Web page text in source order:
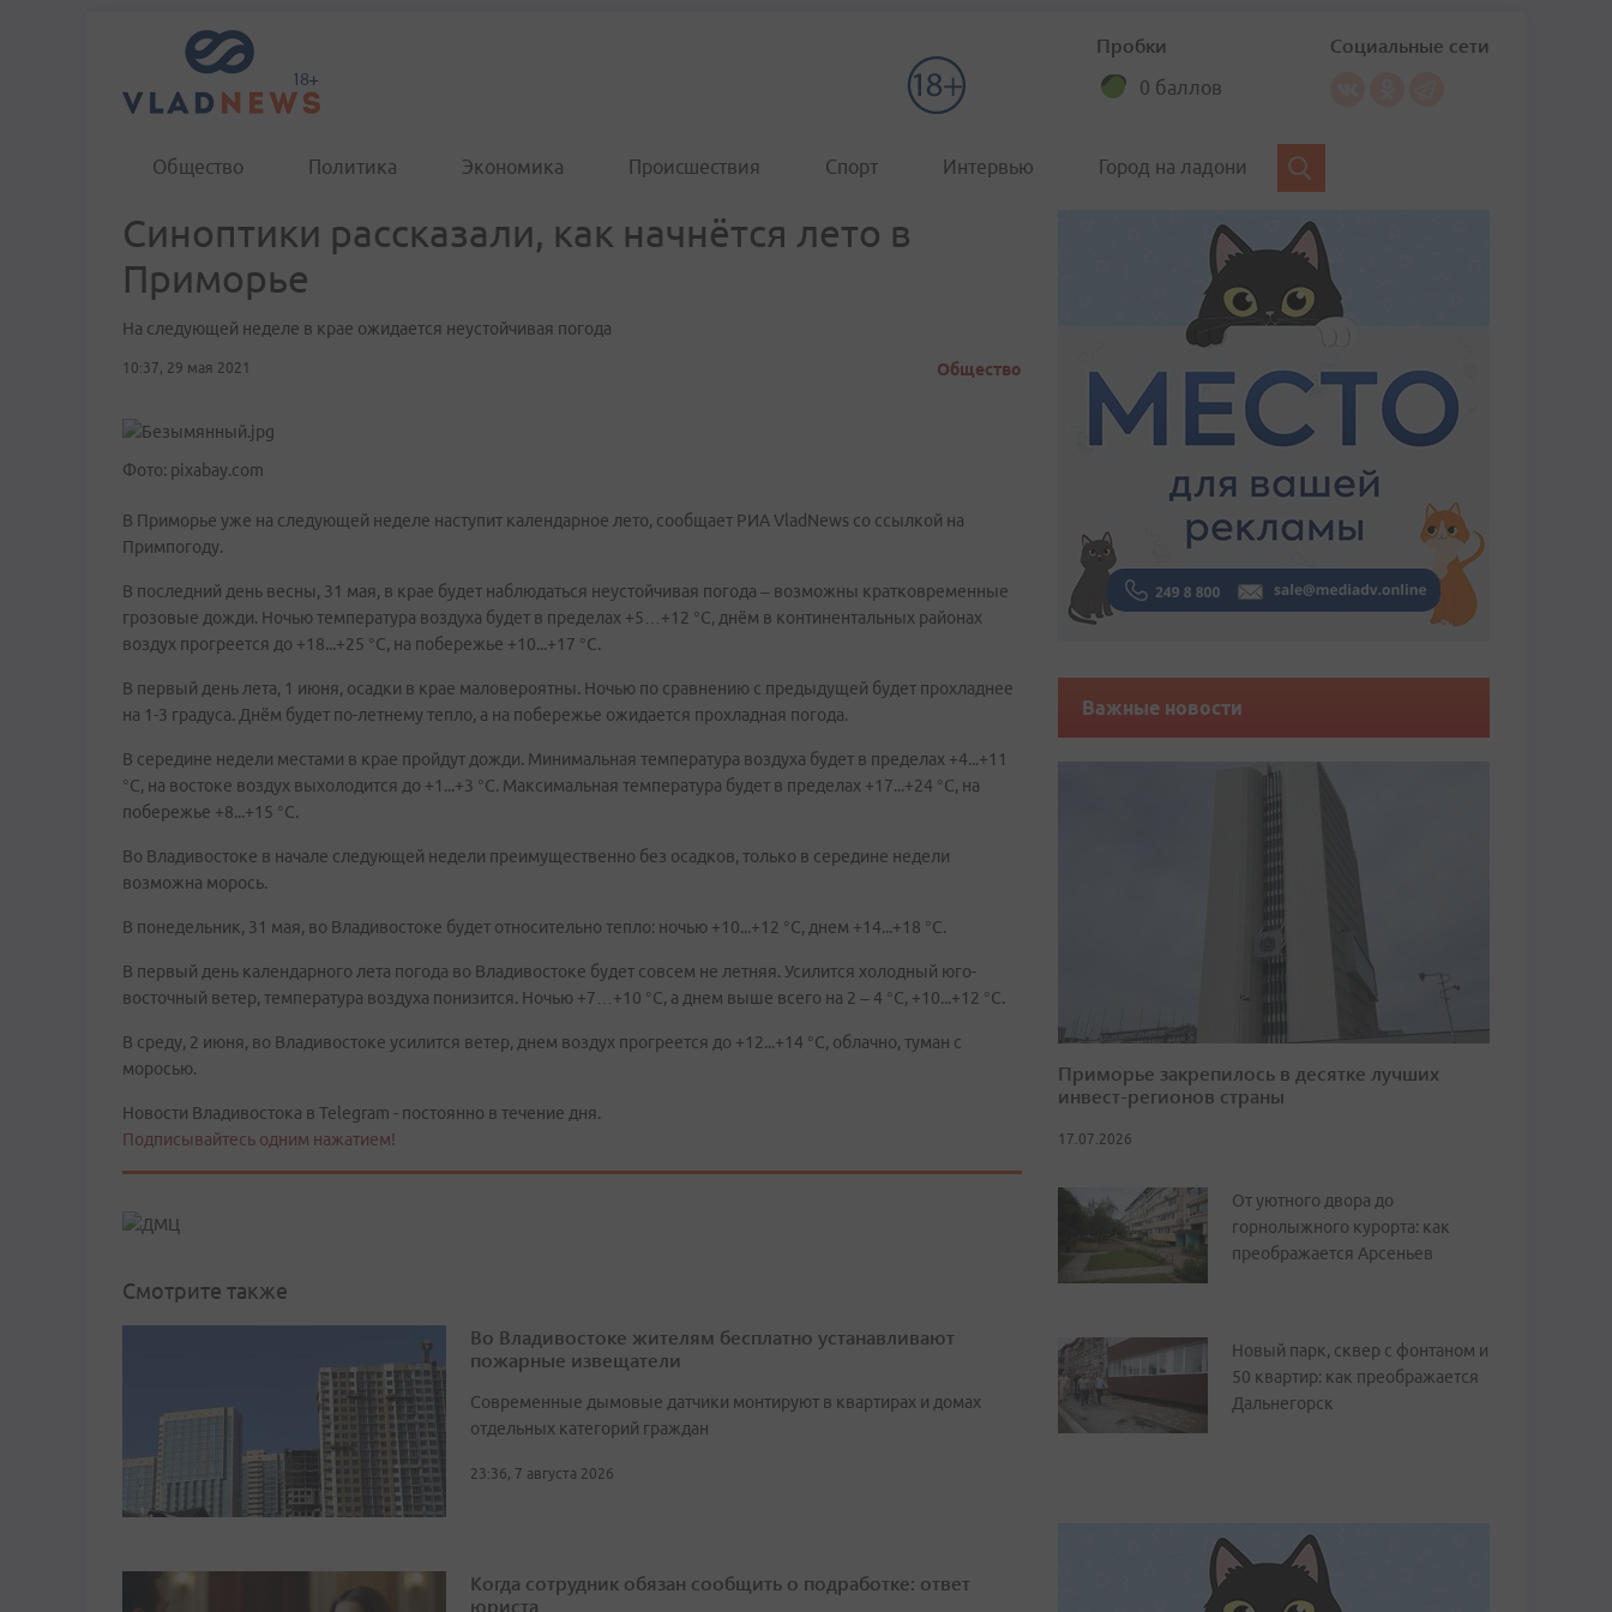
Пробки
0 баллов
Социальные сети
Общество Политика Экономика Происшествия Спорт Интервью Город на ладони
Синоптики рассказали, как начнётся лето в
Приморье
На следующей неделе в крае ожидается неустойчивая погода
10:37, 29 мая 2021 Общество
Фото: pixabay.com
В Приморье уже на следующей неделе наступит календарное лето, сообщает РИА VladNews со ссылкой на
Примпогоду.
В последний день весны, 31 мая, в крае будет наблюдаться неустойчивая погода – возможны кратковременные
грозовые дожди. Ночью температура воздуха будет в пределах +5…+12 °С, днём в континентальных районах
воздух прогреется до +18...+25 °С, на побережье +10...+17 °С.
В первый день лета, 1 июня, осадки в крае маловероятны. Ночью по сравнению с предыдущей будет прохладнее
на 1-3 градуса. Днём будет по-летнему тепло, а на побережье ожидается прохладная погода.
В середине недели местами в крае пройдут дожди. Минимальная температура воздуха будет в пределах +4...+11
°С, на востоке воздух выхолодится до +1...+3 °С. Максимальная температура будет в пределах +17...+24 °С, на
побережье +8...+15 °С.
Во Владивостоке в начале следующей недели преимущественно без осадков, только в середине недели
возможна морось.
В понедельник, 31 мая, во Владивостоке будет относительно тепло: ночью +10...+12 °С, днем +14...+18 °С.
В первый день календарного лета погода во Владивостоке будет совсем не летняя. Усилится холодный юго-
восточный ветер, температура воздуха понизится. Ночью +7…+10 °С, а днем выше всего на 2 – 4 °С, +10...+12 °С.
В среду, 2 июня, во Владивостоке усилится ветер, днем воздух прогреется до +12...+14 °С, облачно, туман с
моросью.
Новости Владивостока в Telegram - постоянно в течение дня.
Подписывайтесь одним нажатием!
Смотрите также
Во Владивостоке жителям бесплатно устанавливают
пожарные извещатели
Современные дымовые датчики монтируют в квартирах и домах
отдельных категорий граждан
23:36, 7 августа 2026
Когда сотрудник обязан сообщить о подработке: ответ
юриста
Важные новости
Приморье закрепилось в десятке лучших
инвест-регионов страны
17.07.2026
От уютного двора до
горнолыжного курорта: как
преображается Арсеньев
Новый парк, сквер с фонтаном и
50 квартир: как преображается
Дальнегорск